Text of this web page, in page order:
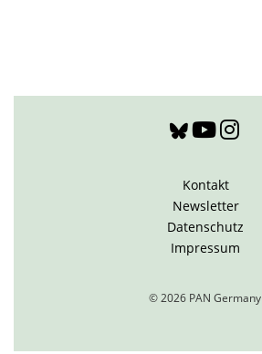
Kontakt
Newsletter
Datenschutz
Impressum
© 2026 PAN Germany